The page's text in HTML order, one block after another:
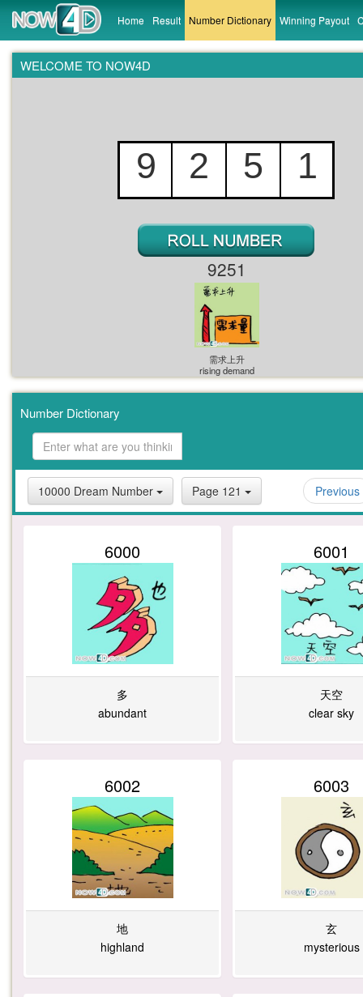
Home Result Number Dictionary Winning Payout
WELCOME TO NOW4D
9
8
9
6
1
0
5
7
1
2
7
9
2
3
3
5
0
5
9
3
7
1
0
2
9
0
9
1
5
Number Dictionary
10000 Dream Number Page 121 Previous
6000
多
abundant
6001
天空
clear sky
6002
地
highland
6003
玄
mysterious